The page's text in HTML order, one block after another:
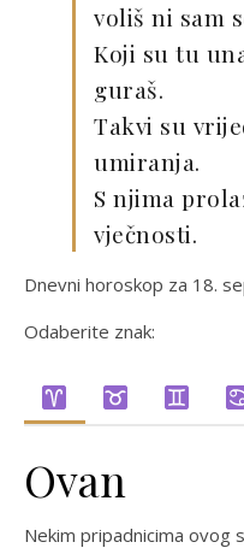
voliš ni sam
Koji su tu
guraš.
Takvi su
umiranja.
S njima
vječnosti.
Dnevni horoskop za 18.
Odaberite znak:
Ovan
Nekim pripadnicima ovog